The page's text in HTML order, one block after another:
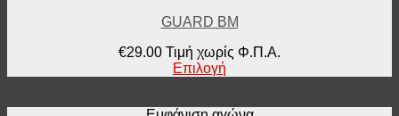
GUARD BM
€29.00 Τιμή χωρίς Φ.Π.Α.
Επιλογή